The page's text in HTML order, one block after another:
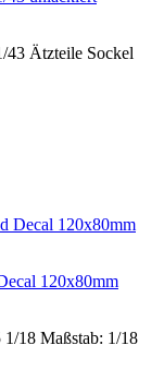
43 Ätzteile Sockel
120x80mm
18 Maßstab: 1/18